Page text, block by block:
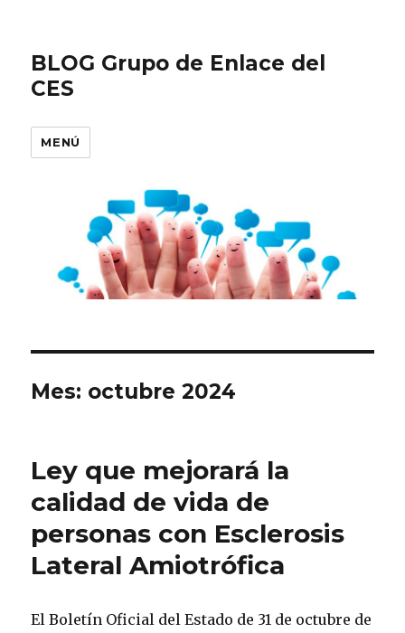
BLOG Grupo de Enlace del
CES
MENÚ
Mes: octubre 2024
Ley que mejorará la
calidad de vida de
personas con Esclerosis
Lateral Amiotrófica
El Boletín Oficial del Estado de 31 de octubre de